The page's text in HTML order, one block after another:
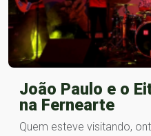
João Paulo e o
na Fernearte
Quem esteve visitando,